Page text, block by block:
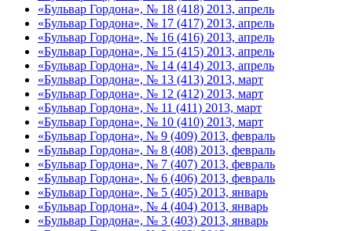
«Бульвар Гордона», № 18 (418) 2013, апрель
«Бульвар Гордона», № 17 (417) 2013, апрель
«Бульвар Гордона», № 16 (416) 2013, апрель
«Бульвар Гордона», № 15 (415) 2013, апрель
«Бульвар Гордона», № 14 (414) 2013, апрель
«Бульвар Гордона», № 13 (413) 2013, март
«Бульвар Гордона», № 12 (412) 2013, март
«Бульвар Гордона», № 11 (411) 2013, март
«Бульвар Гордона», № 10 (410) 2013, март
«Бульвар Гордона», № 9 (409) 2013, февраль
«Бульвар Гордона», № 8 (408) 2013, февраль
«Бульвар Гордона», № 7 (407) 2013, февраль
«Бульвар Гордона», № 6 (406) 2013, февраль
«Бульвар Гордона», № 5 (405) 2013, январь
«Бульвар Гордона», № 4 (404) 2013, январь
«Бульвар Гордона», № 3 (403) 2013, январь